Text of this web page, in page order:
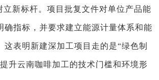
立新标杆。项目批复文件对单位产品能
确指标，并要求建立能源计量体系和能
这表明新建深加工项目走的是“绿色制
升云南咖啡加工的技术门槛和环境形